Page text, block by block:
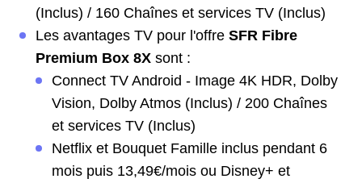
(Inclus) / 160 Chaînes et services TV (Inclus)
Les avantages TV pour l'offre SFR Fibre
Premium Box 8X sont :
Connect TV Android - Image 4K HDR, Dolby
Vision, Dolby Atmos (Inclus) / 200 Chaînes
et services TV (Inclus)
Netflix et Bouquet Famille inclus pendant 6
mois puis 13,49€/mois ou Disney+ et